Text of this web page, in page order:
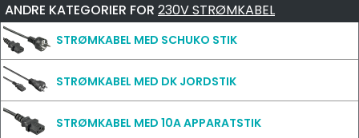
ANDRE KATEGORIER FOR 230V STRØMKABEL
STRØMKABEL MED SCHUKO STIK
STRØMKABEL MED DK JORDSTIK
STRØMKABEL MED 10A APPARATSTIK